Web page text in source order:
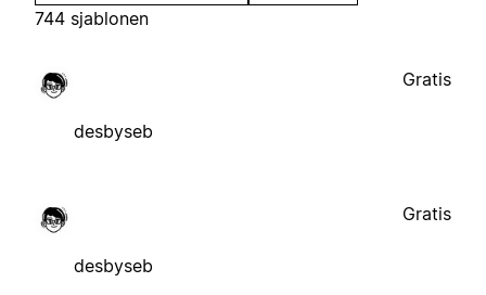
744 sjablonen
desbyseb
Gratis
desbyseb
Gratis